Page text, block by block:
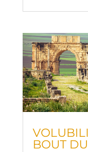
BOUT